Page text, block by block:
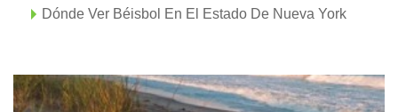
Dónde Ver Béisbol En El Estado De Nueva York